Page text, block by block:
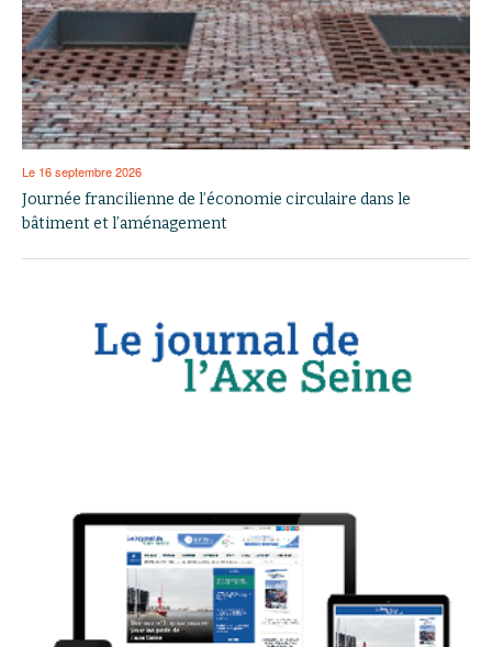
Le 16 septembre 2026
Journée francilienne de l’économie circulaire dans le
bâtiment et l’aménagement